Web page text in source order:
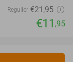
Regulier €21,95
€11 ,95